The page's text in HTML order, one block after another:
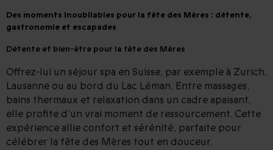
Des moments inoubliables pour la fête des Mères : détente,
gastronomie et escapades
Détente et bien-être pour la fête des Mères
Offrez-lui un séjour spa en Suisse, par exemple à Zurich,
Lausanne ou au bord du Lac Léman. Entre massages,
bains thermaux et relaxation dans un cadre apaisant,
elle profite d’un vrai moment de ressourcement. Cette
expérience allie confort et sérénité, parfaite pour
célébrer la fête des Mères tout en douceur.